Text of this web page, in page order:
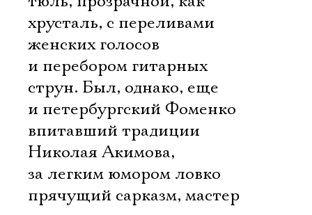
хрусталь, с переливами
женских голосов
и перебором гитарных
струн. Был, однако, еще
и петербургский Фоменко 
впитавший традиции
Николая Акимова,
за легким юмором ловко
прячущий сарказм, мастер